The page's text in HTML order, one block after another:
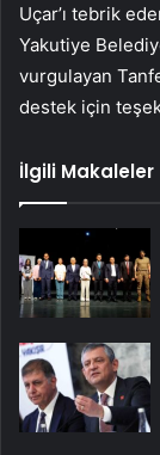
Uçar’ı tebrik
Yakutiye
vurgulayan
destek için
İlgili Makaleler